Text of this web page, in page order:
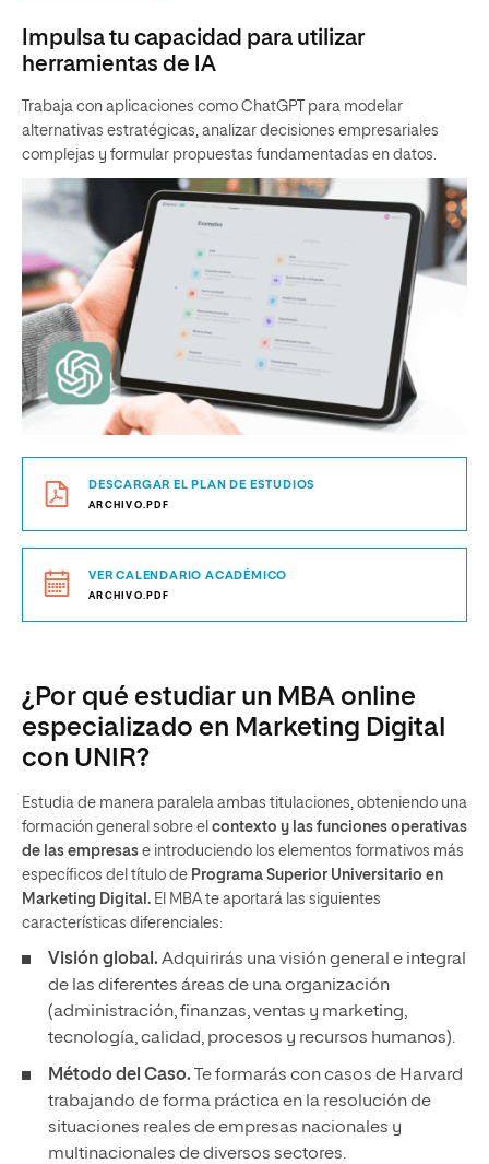
Impulsa tu capacidad para utilizar
herramientas de IA
Trabaja con aplicaciones como ChatGPT para modelar
alternativas estratégicas, analizar decisiones empresariales
complejas y formular propuestas fundamentadas en datos.
DESCARGAR EL PLAN DE ESTUDIOS
ARCHIVO.PDF
VER CALENDARIO ACADÉMICO
ARCHIVO.PDF
¿Por qué estudiar un MBA online
especializado en Marketing Digital
con UNIR?
Estudia de manera paralela ambas titulaciones, obteniendo una
formación general sobre el contexto y las funciones operativas
de las empresas e introduciendo los elementos formativos más
específicos del título de Programa Superior Universitario en
Marketing Digital. El MBA te aportará las siguientes
características diferenciales:
Visión global. Adquirirás una visión general e integral
de las diferentes áreas de una organización
(administración, finanzas, ventas y marketing,
tecnología, calidad, procesos y recursos humanos).
Método del Caso. Te formarás con casos de Harvard
trabajando de forma práctica en la resolución de
situaciones reales de empresas nacionales y
multinacionales de diversos sectores.